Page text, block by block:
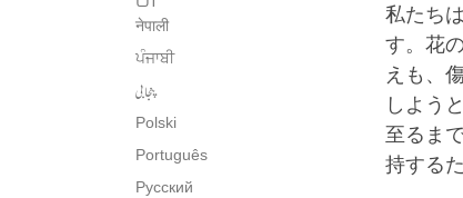
नेपाली
ਪੰਜਾਬੀ
پنجابی
Polski
Português
Русский
私たち
す。花
えも、
しよう
至るま
持する